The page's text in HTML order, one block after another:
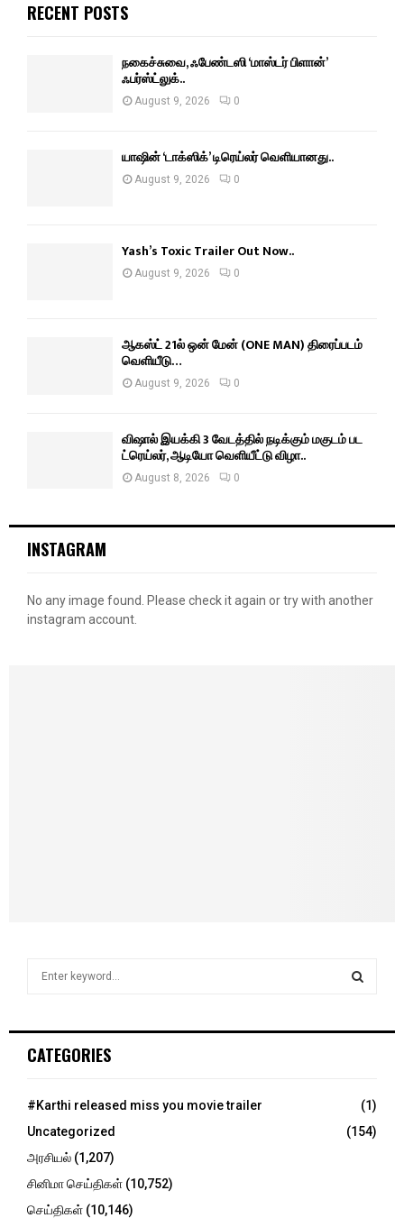
RECENT POSTS
நகைச்சுவை, ஃபேண்டஸி ‘மாஸ்டர் பிளான்’
ஃபர்ஸ்ட்லுக்..
August 9, 2026 0
யாஷின் ‘டாக்ஸிக்’ டிரெய்லர் வெளியானது..
August 9, 2026 0
Yash’s Toxic Trailer Out Now..
August 9, 2026 0
ஆகஸ்ட் 21ல் ஒன் மேன் (ONE MAN) திரைப்படம்
வெளியீடு…
August 9, 2026 0
விஷால் இயக்கி 3 வேடத்தில் நடிக்கும் மகுடம் பட
ட்ரெய்லர், ஆடியோ வெளியீட்டு விழா..
August 8, 2026 0
INSTAGRAM
No any image found. Please check it again or try with another
instagram account.
h
o
:
CATEGORIES
#Karthi released miss you movie trailer
(1)
Uncategorized
(154)
அரசியல் (1,207)
சினிமா செய்திகள் (10,752)
செய்திகள் (10,146)